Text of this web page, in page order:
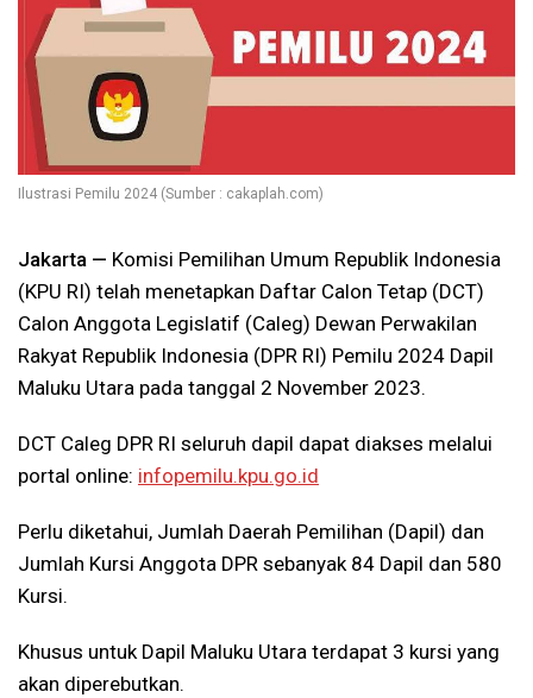
Ilustrasi Pemilu 2024 (Sumber : cakaplah.com)
Jakarta — Komisi Pemilihan Umum Republik Indonesia
(KPU RI) telah menetapkan Daftar Calon Tetap (DCT)
Calon Anggota Legislatif (Caleg) Dewan Perwakilan
Rakyat Republik Indonesia (DPR RI) Pemilu 2024 Dapil
Maluku Utara pada tanggal 2 November 2023.
DCT Caleg DPR RI seluruh dapil dapat diakses melalui
portal online: infopemilu.kpu.go.id
Perlu diketahui, Jumlah Daerah Pemilihan (Dapil) dan
Jumlah Kursi Anggota DPR sebanyak 84 Dapil dan 580
Kursi.
Khusus untuk Dapil Maluku Utara terdapat 3 kursi yang
akan diperebutkan.